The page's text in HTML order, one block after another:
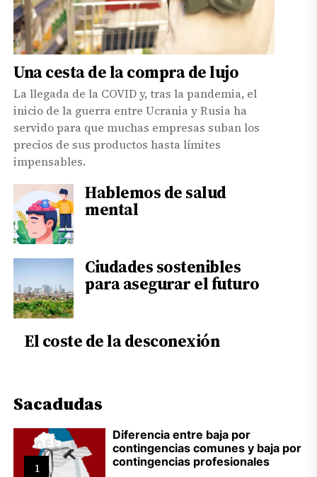
Una cesta de la compra de lujo
La llegada de la COVID y, tras la pandemia, el
inicio de la guerra entre Ucrania y Rusia ha
servido para que muchas empresas suban los
precios de sus productos hasta límites
impensables.
Hablemos de salud
mental
Ciudades sostenibles
para asegurar el futuro
El coste de la desconexión
Sacadudas
1
Diferencia entre baja por
contingencias comunes y baja por
contingencias profesionales